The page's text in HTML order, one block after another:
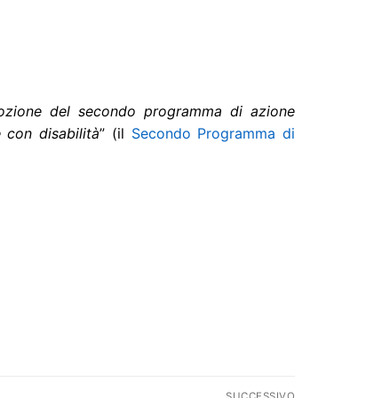
del secondo programma di azione
con disabilità” (il Secondo Programma di